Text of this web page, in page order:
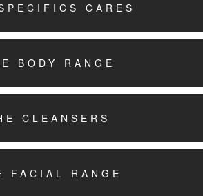
CARES
BODY RANGE
CLEANSERS
FACIAL RANGE